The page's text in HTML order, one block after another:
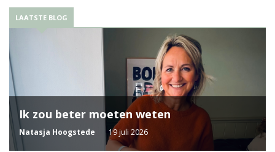
LAATSTE BLOG
Ik zou beter moeten weten
Natasja Hoogstede 19 juli 2026